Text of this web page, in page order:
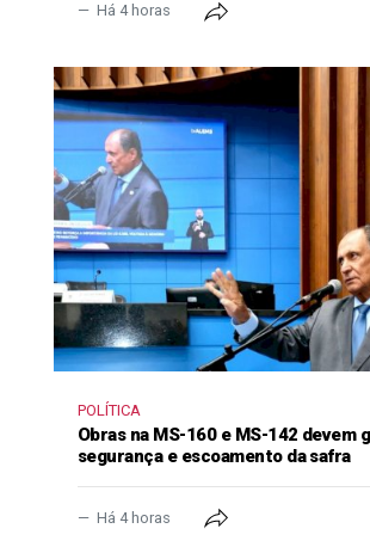
Há 4 horas
POLÍTICA
Obras na MS-160 e MS-142 devem
segurança e escoamento da safra
Há 4 horas